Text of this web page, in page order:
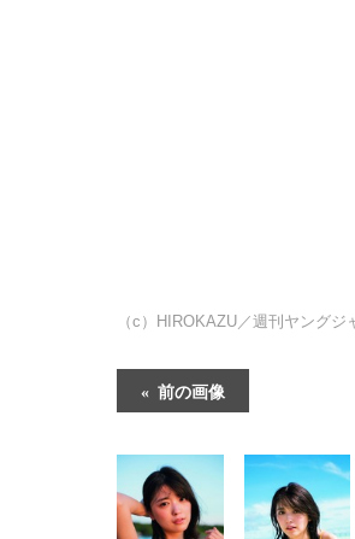
（c）HIROKAZU／週刊ヤングジ
前の画像